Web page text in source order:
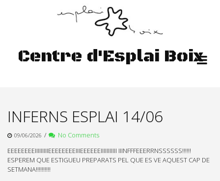
Centre d'Esplai Boix
INFERNS ESPLAI 14/06
09/06/2026 /
No Comments
EEEEEEEEIIIIIIIIIEEEEEEEEIIIEEEEEEIIIIIIIIIII IIINFFFEEERRNSSSSSS!!!!!!
ESPEREM QUE ESTIGUEU PREPARATS PEL QUE ES VE AQUEST CAP DE
SETMANA!!!!!!!!!!